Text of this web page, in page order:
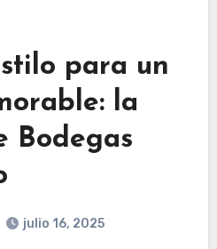
para un
la
Bodegas
julio 16, 2025